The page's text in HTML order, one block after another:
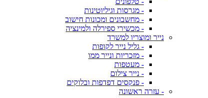
- מגרסות וגיליוטינות
- מחשבונים ומכונות חישוב
- מכשירי ספירלה ולמינציה
נייר ומוצריו למשרד
- גליל נייר לקופות
- מזכריות ונייר ממו
- מעטפות
- נייר צילום
- פנקסים דפדפות ובלוקים
- עזרה ראשונה